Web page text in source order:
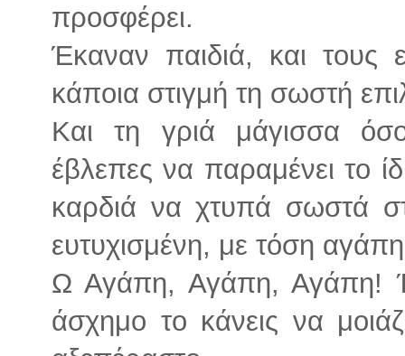
προσφέρει.
Έκαναν παιδιά, και τους
κάποια στιγμή τη σωστή
Και τη γριά μάγισσα
έβλεπες να παραμένει το
καρδιά να χτυπά σωστά
ευτυχισμένη, με τόση
Ω Αγάπη, Αγάπη, Αγάπη!
άσχημο το κάνεις να